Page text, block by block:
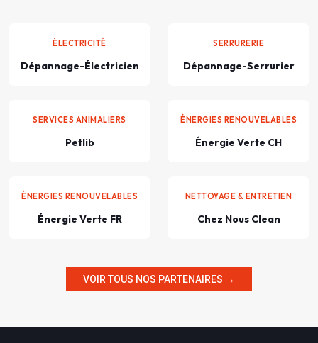
ÉLECTRICITÉ
Dépannage-Électricien
SERRURERIE
Dépannage-Serrurier
SERVICES ANIMALIERS
Petlib
ÉNERGIES RENOUVELABLES
Énergie Verte CH
ÉNERGIES RENOUVELABLES
Énergie Verte FR
NETTOYAGE & ENTRETIEN
Chez Nous Clean
VOIR TOUS NOS PARTENAIRES →